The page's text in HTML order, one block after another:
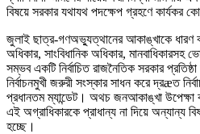
বিষয়ে সরকার যথাযথ পদক্ষেপ গ্রহণে কার্যকর
জুলাই ছাত্র-গণঅভ্যুত্থানের আকাঙ্খাকে ধারণ
অধিকার, সাংবিধানিক অধিকার, মানবাধিকারসহ
সম্ভব একটি নির্বাচিত রাজনৈতিক সরকার
নির্বাচনমুখী জরুরী সংস্কার সাধন করে দ্রæত
প্রধানতম ম্যান্ডেট। অথচ জনআকাঙ্খা উপেক্ষা
এই অগ্রাধিকারকে প্রাধান্য না দিয়ে অন্যান্য
হচ্ছে।